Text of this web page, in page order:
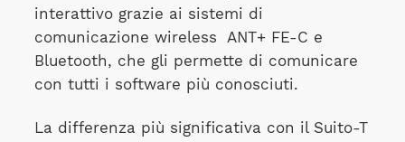
interattivo grazie ai sistemi di
comunicazione wireless ANT+ FE-C e
Bluetooth, che gli permette di comunicare
con tutti i software più conosciuti.
La differenza più significativa con il Suito-T